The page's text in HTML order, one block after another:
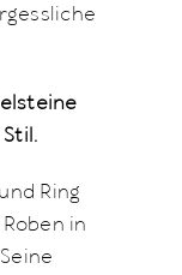
Ring
in